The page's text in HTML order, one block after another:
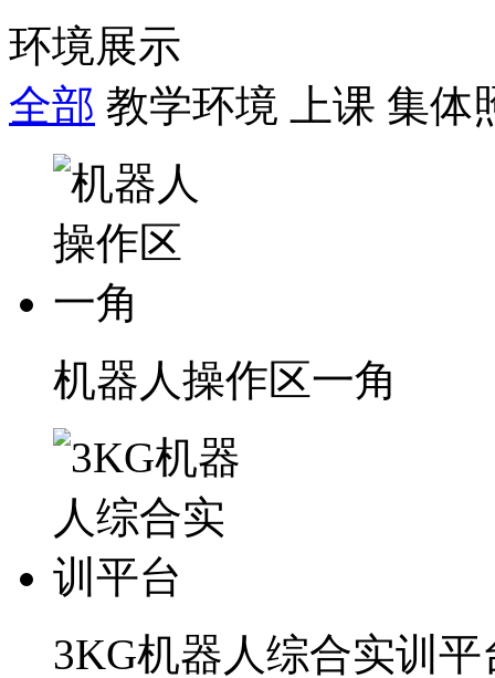
环境展示
全部 教学环境 上课 集体
机器人操作区一角
3KG机器人综合实训平